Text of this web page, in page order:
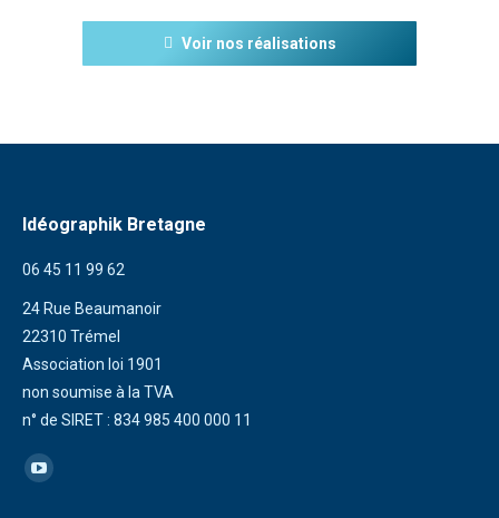
Voir nos réalisations
Idéographik Bretagne
06 45 11 99 62
24 Rue Beaumanoir
22310 Trémel
Association loi 1901
non soumise à la TVA
n° de SIRET : 834 985 400 000 11
Trouvez nous sur :
La